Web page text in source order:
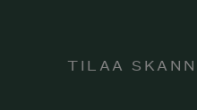
TILAA